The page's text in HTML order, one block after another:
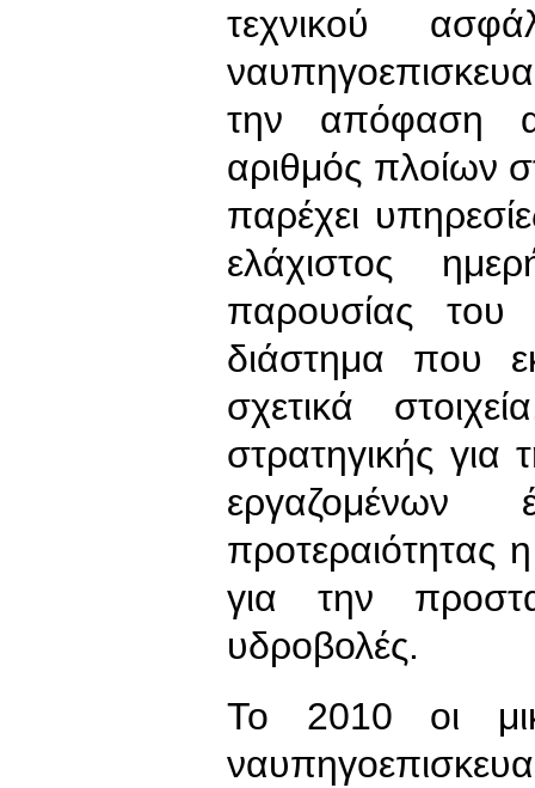
τεχνικού
την απόφαση
αριθμός πλοίων
παρέχει
ελάχιστος
παρουσίας
διάστημα που
σχετικά
στρατηγικής για
προτεραιότητας
για την
υδροβολές.
Το 2010 οι